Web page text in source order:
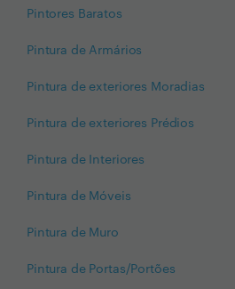
Pintores Baratos
Pintura de Armários
Pintura de exteriores Moradias
Pintura de exteriores Prédios
Pintura de Interiores
Pintura de Móveis
Pintura de Muro
Pintura de Portas/Portões